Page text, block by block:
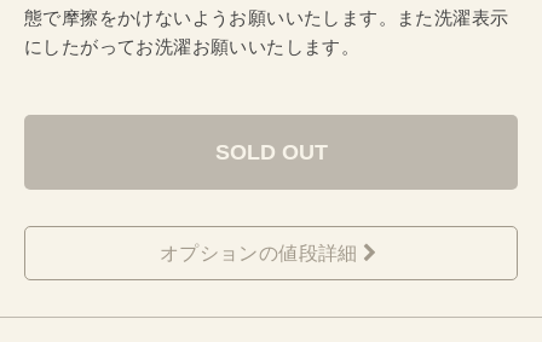
態で摩擦をかけないようお願いいたします。また洗濯表示
にしたがってお洗濯お願いいたします。
SOLD OUT
オプションの値段詳細